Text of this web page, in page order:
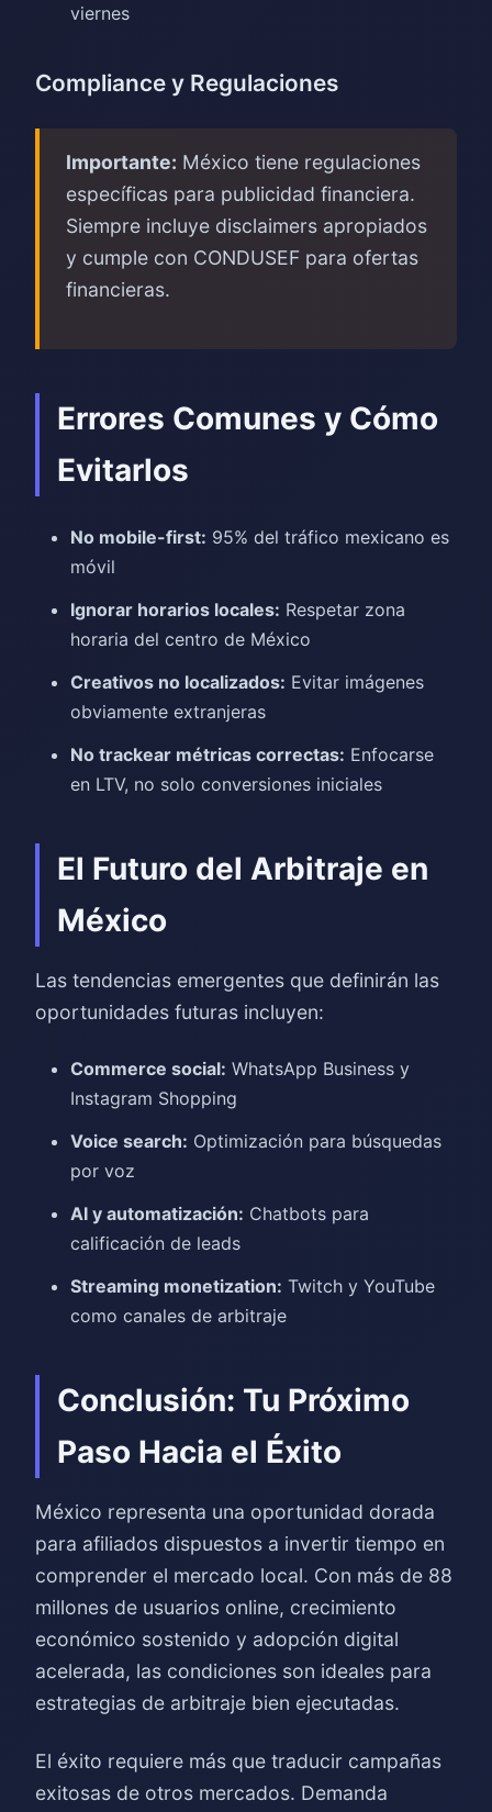
viernes
Compliance y Regulaciones
Importante: México tiene regulaciones
específicas para publicidad financiera.
Siempre incluye disclaimers apropiados
y cumple con CONDUSEF para ofertas
financieras.
Errores Comunes y Cómo
Evitarlos
No mobile-first: 95% del tráfico mexicano es
móvil
Ignorar horarios locales: Respetar zona
horaria del centro de México
Creativos no localizados: Evitar imágenes
obviamente extranjeras
No trackear métricas correctas: Enfocarse
en LTV, no solo conversiones iniciales
El Futuro del Arbitraje en
México
Las tendencias emergentes que definirán las
oportunidades futuras incluyen:
Commerce social: WhatsApp Business y
Instagram Shopping
Voice search: Optimización para búsquedas
por voz
AI y automatización: Chatbots para
calificación de leads
Streaming monetization: Twitch y YouTube
como canales de arbitraje
Conclusión: Tu Próximo
Paso Hacia el Éxito
México representa una oportunidad dorada
para afiliados dispuestos a invertir tiempo en
comprender el mercado local. Con más de 88
millones de usuarios online, crecimiento
económico sostenido y adopción digital
acelerada, las condiciones son ideales para
estrategias de arbitraje bien ejecutadas.
El éxito requiere más que traducir campañas
exitosas de otros mercados. Demanda